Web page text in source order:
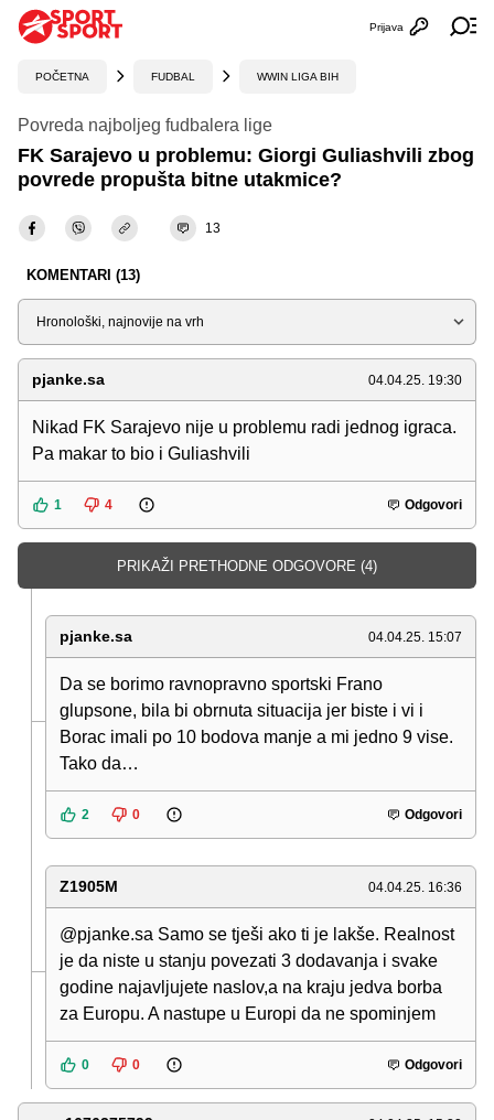
Otvori
Prijava
POČETNA FUDBAL WWIN LIGA BIH
Povreda najboljeg fudbalera lige
FK Sarajevo u problemu: Giorgi Guliashvili zbog
povrede propušta bitne utakmice?
13
KOMENTARI (13)
Sortiraj
pjanke.sa 04.04.25. 19:30
Nikad FK Sarajevo nije u problemu radi jednog igraca.
Pa makar to bio i Guliashvili
1 4 Odgovori
PRIKAŽI PRETHODNE ODGOVORE (4)
pjanke.sa 04.04.25. 15:07
Da se borimo ravnopravno sportski Frano
glupsone, bila bi obrnuta situacija jer biste i vi i
Borac imali po 10 bodova manje a mi jedno 9 vise.
Tako da…
2 0 Odgovori
Z1905M 04.04.25. 16:36
@pjanke.sa Samo se tješi ako ti je lakše. Realnost
je da niste u stanju povezati 3 dodavanja i svake
godine najavljujete naslov,a na kraju jedva borba
za Europu. A nastupe u Europi da ne spominjem
0 0 Odgovori